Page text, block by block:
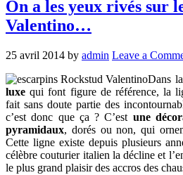
On a les yeux rivés sur
Valentino…
25 avril 2014 by admin Leave a
Dans
luxe qui font figure de référence, la
fait sans doute partie des
c’est donc que ça ? C’est une
pyramidaux, dorés ou non, qui
Cette ligne existe depuis plusieurs
célèbre couturier italien la décline et
le plus grand plaisir des accros des